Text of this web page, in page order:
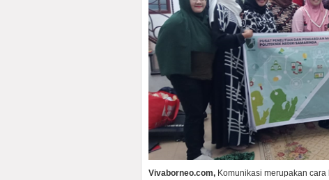
Vivaborneo.com, Komunikasi merupakan